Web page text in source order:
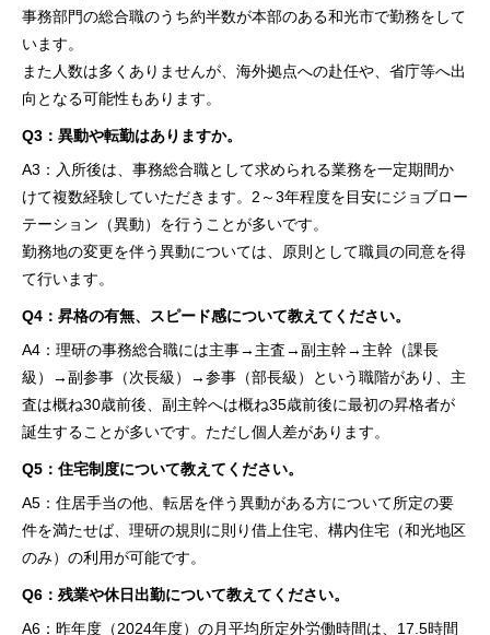
事務部門の総合職のうち約半数が本部のある和光市で勤務をして
います。
また人数は多くありませんが、海外拠点への赴任や、省庁等へ出
向となる可能性もあります。
Q3：異動や転勤はありますか。
A3：入所後は、事務総合職として求められる業務を一定期間か
けて複数経験していただきます。2～3年程度を目安にジョブロー
テーション（異動）を行うことが多いです。
勤務地の変更を伴う異動については、原則として職員の同意を得
て行います。
Q4：昇格の有無、スピード感について教えてください。
A4：理研の事務総合職には主事→主査→副主幹→主幹（課長
級）→副参事（次長級）→参事（部長級）という職階があり、主
査は概ね30歳前後、副主幹へは概ね35歳前後に最初の昇格者が
誕生することが多いです。ただし個人差があります。
Q5：住宅制度について教えてください。
A5：住居手当の他、転居を伴う異動がある方について所定の要
件を満たせば、理研の規則に則り借上住宅、構内住宅（和光地区
のみ）の利用が可能です。
Q6：残業や休日出勤について教えてください。
A6：昨年度（2024年度）の月平均所定外労働時間は、17.5時間